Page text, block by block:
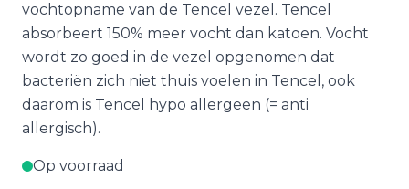
vochtopname van de Tencel vezel. Tencel
absorbeert 150% meer vocht dan katoen. Vocht
wordt zo goed in de vezel opgenomen dat
bacteriën zich niet thuis voelen in Tencel, ook
daarom is Tencel hypo allergeen (= anti
allergisch).
Op voorraad